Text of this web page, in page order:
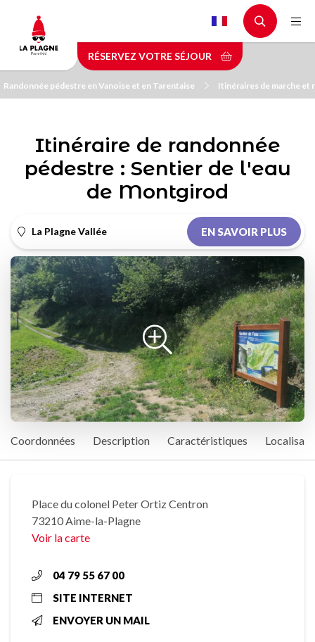
contenu
principal
RÉSERVEZ VOTRE SÉJOUR
Randonnée pédestre en Vanoise et en Tarentaise Itinéraires de marche et
Itinéraire de randonnée
pédestre : Sentier de l'eau
de Montgirod
La Plagne Vallée EN SAVOIR PLUS
Coordonnées Description Caractéristiques
Place du colonel Peter Ortiz Centron
73210 Aime-la-Plagne
Voir la carte
04 79 55 67 00
SITE INTERNET
ENVOYER UN MAIL